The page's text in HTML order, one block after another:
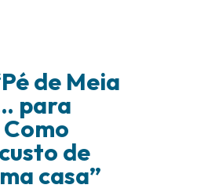
de Meia
para
de
casa”